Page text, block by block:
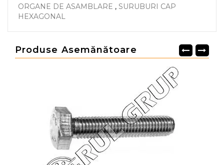
ORGANE DE ASAMBLARE , SURUBURI CAP
HEXAGONAL
Produse Asemănătoare